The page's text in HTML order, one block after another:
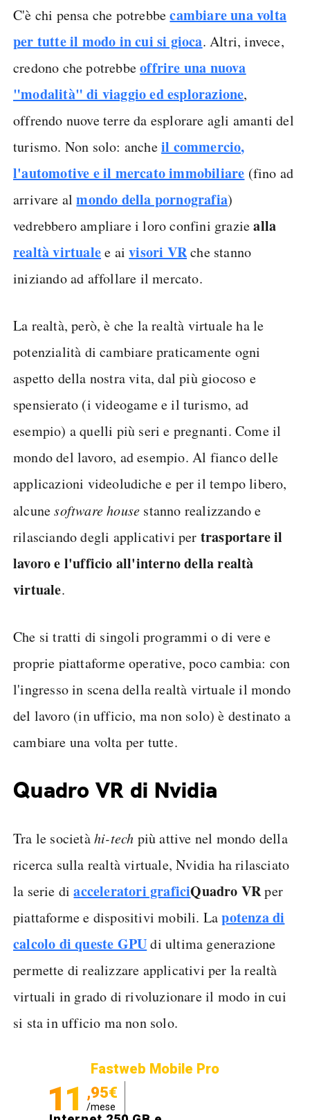
C'è chi pensa che potrebbecambiare una volta
per tutte il modo in cui si gioca. Altri, invece,
credono che potrebbeoffrire una nuova
"modalità" di viaggio ed esplorazione,
offrendo nuove terre da esplorare agli amanti del
turismo. Non solo: ancheil commercio,
l'automotive e il mercato immobiliare (fino ad
arrivare almondo della pornografia)
vedrebbero ampliare i loro confini graziealla
realtà virtualee aivisori VRche stanno
iniziando ad affollare il mercato.
La realtà, però, è che la realtà virtuale ha le
potenzialità di cambiare praticamente ogni
aspetto della nostra vita, dal più giocoso e
spensierato (i videogame e il turismo, ad
esempio) a quelli più seri e pregnanti. Come il
mondo del lavoro, ad esempio. Al fianco delle
applicazioni videoludiche e per il tempo libero,
alcunesoftware house stanno realizzando e
rilasciando degli applicativi per trasportare il
lavoro e l'ufficio all'interno della realtà
virtuale.
Che si tratti di singoli programmi o di vere e
proprie piattaforme operative, poco cambia: con
l'ingresso in scena della realtà virtuale il mondo
del lavoro (in ufficio, ma non solo) è destinato a
cambiare una volta per tutte.
Quadro VR di Nvidia
Tra le societàhi-tech più attive nel mondo della
ricerca sulla realtà virtuale, Nvidia ha rilasciato
la serie diacceleratori graficiQuadro VRper
piattaforme e dispositivi mobili. Lapotenza di
calcolo di queste GPUdi ultima generazione
permette di realizzare applicativi per la realtà
virtuali in grado di rivoluzionare il modo in cui
si sta in ufficio ma non solo.
Fastweb Mobile Pro
11 ,95€
/mese